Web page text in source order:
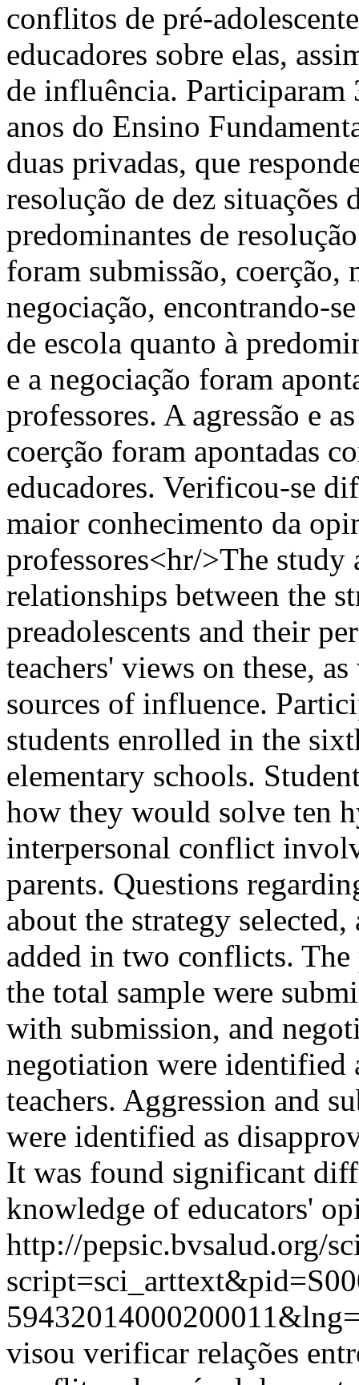
conflitos de pré-
educadores sobre elas,
de influência. Participaram
anos do Ensino
duas privadas, que
resolução de dez situações
predominantes de
foram submissão, coerção,
negociação, encontrando-
de escola quanto à
e a negociação foram
professores. A agressão e
coerção foram apontadas
educadores. Verificou-se
maior conhecimento da
professores<hr/>The
relationships between the
preadolescents and their
teachers' views on these,
sources of influence.
students enrolled in the
elementary schools.
how they would solve ten
interpersonal conflict
parents. Questions
about the strategy
added in two conflicts.
the total sample were
with submission, and
negotiation were identified
teachers. Aggression and
were identified as
It was found significant
knowledge of educators'
http://pepsic.bvsalud.org/
visou verificar relações